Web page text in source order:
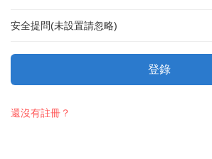
安全提問(未設置請忽略)
登錄
還沒有註冊？